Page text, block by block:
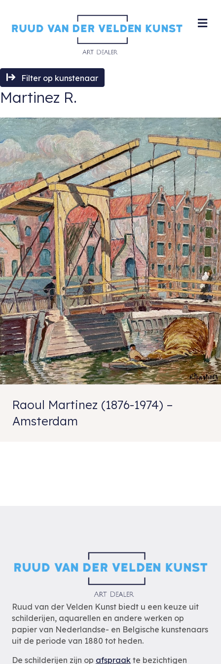
Filter op kunstenaar
Martinez R.
Raoul Martinez (1876-1974) –
Amsterdam
Ruud van der Velden Kunst biedt u een keuze uit
schilderijen, aquarellen en andere werken op
papier van Nederlandse- en Belgische kunstenaars
uit de periode van 1880 tot heden.
De schilderijen zijn op afspraak te bezichtigen